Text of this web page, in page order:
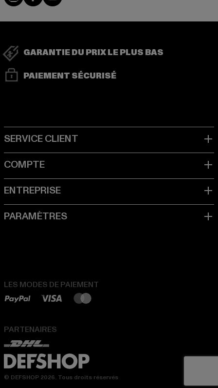
GARANTIE DU PRIX LE PLUS BAS
PAIEMENT SÉCURISÉ
LES MODES DE PAIEMENT
PARTENAIRES
© DEFSHOP 2026. Tous droits réservés